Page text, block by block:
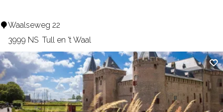
e
e
e
n
W
r
k
a
a
Waalseweg 22
3999 NS Tull en 't Waal